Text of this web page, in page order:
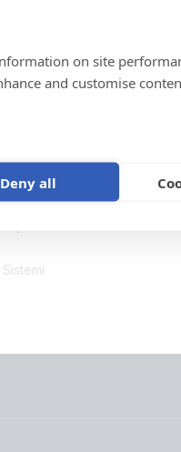
on site
and customise
Deny all